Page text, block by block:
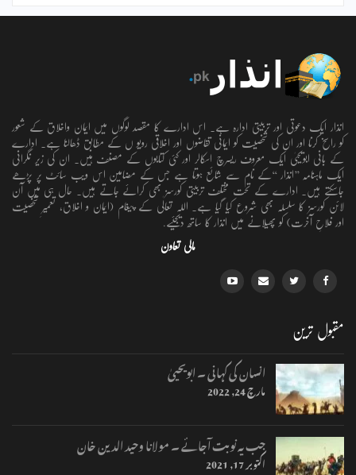
انذار ایک دعوتی اور تربیتی ادارہ ہے۔ اس ادارے کا مقصد لوگوں میں ایمان واخلاق کے شعور
کو راسخ کرنا اور ان کی شخصیت کو ایمانی تقاضوں اور اخلاقی رویو ں کے مطابق ڈھالنا ہے۔ ادارے
کے بانی ابویحییٰ ایک معروف ریسرچ اسکالر اور کئی کتابوں کے مصنف ہیں۔ ان کی زیر نگرانی
ایک ماہنامہ ’’انذار ‘‘کے نام سے شائع ہوتا ہے جس کے مضامین اس ویب سائٹ پر پڑھے
جاسکتے ہیں۔ ادارے کے تحت مختلف تربیتی کورسز بھی کرائے جاتے ہیں۔ حال ہی میں آن
لائن کورسز کا سلسلہ بھی شروع کیا گیا ہے۔ اللہ تعالٰی کے پیغام (ایمان و اخلاق، تعمیرِ شخصیت
اور فلاحِ آخرت) کو پھیلانے میں انذار کا ساتھ دیجئیے.
مالی تعاون
مقبول ترین
انسان کی کہانی ۔ ابویحییٰ
مارچ 24, 2022
جب یہ نوبت آجائے ۔ مولانا وحید الدین خان
اکتوبر 17, 2021